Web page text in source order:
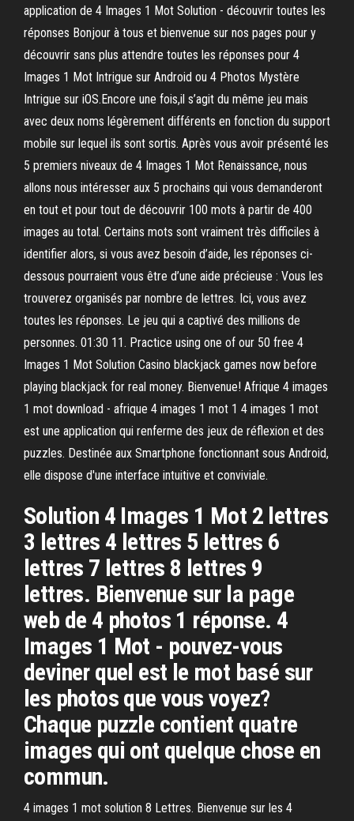
application de 4 Images 1 Mot Solution - découvrir toutes les
réponses Bonjour à tous et bienvenue sur nos pages pour y
découvrir sans plus attendre toutes les réponses pour 4
Images 1 Mot Intrigue sur Android ou 4 Photos Mystère
Intrigue sur iOS.Encore une fois,il s’agit du même jeu mais
avec deux noms légèrement différents en fonction du support
mobile sur lequel ils sont sortis. Après vous avoir présenté les
5 premiers niveaux de 4 Images 1 Mot Renaissance, nous
allons nous intéresser aux 5 prochains qui vous demanderont
en tout et pour tout de découvrir 100 mots à partir de 400
images au total. Certains mots sont vraiment très difficiles à
identifier alors, si vous avez besoin d’aide, les réponses ci-
dessous pourraient vous être d’une aide précieuse : Vous les
trouverez organisés par nombre de lettres. Ici, vous avez
toutes les réponses. Le jeu qui a captivé des millions de
personnes. 01:30 11. Practice using one of our 50 free 4
Images 1 Mot Solution Casino blackjack games now before
playing blackjack for real money. Bienvenue! Afrique 4 images
1 mot download - afrique 4 images 1 mot 1 4 images 1 mot
est une application qui renferme des jeux de réflexion et des
puzzles. Destinée aux Smartphone fonctionnant sous Android,
elle dispose d'une interface intuitive et conviviale.
Solution 4 Images 1 Mot 2 lettres
3 lettres 4 lettres 5 lettres 6
lettres 7 lettres 8 lettres 9
lettres. Bienvenue sur la page
web de 4 photos 1 réponse. 4
Images 1 Mot - pouvez-vous
deviner quel est le mot basé sur
les photos que vous voyez?
Chaque puzzle contient quatre
images qui ont quelque chose en
commun.
4 images 1 mot solution 8 Lettres. Bienvenue sur les 4